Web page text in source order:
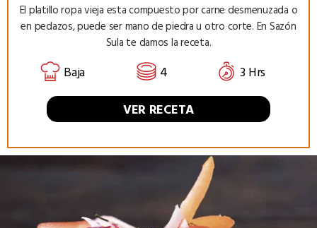
El platillo ropa vieja esta compuesto por carne desmenuzada o
en pedazos, puede ser mano de piedra u otro corte. En Sazón
Sula te damos la receta.
Baja 4
3 Hrs
VER RECETA